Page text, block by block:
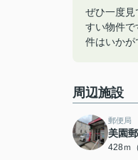
ぜひ一度
すい物件
件はいか
周辺施設
郵便局
美園
428ｍ